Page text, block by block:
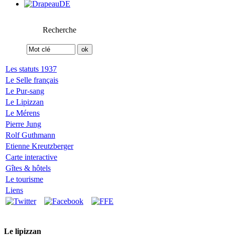
Recherche
Les statuts 1937
Le Selle français
Le Pur-sang
Le Lipizzan
Le Mérens
Pierre Jung
Rolf Guthmann
Etienne Kreutzberger
Carte interactive
Gîtes & hôtels
Le tourisme
Liens
Le lipizzan